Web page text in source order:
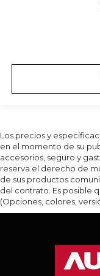
Los precios y
en el momento de su
accesorios, seguro y
reserva el derecho de
de sus productos
del contrato. Es posible
(Opciones, colores,